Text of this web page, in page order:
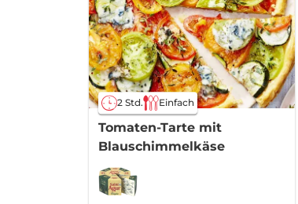
2 Std. Einfach
Tomaten-Tarte mit
Blauschimmelkäse